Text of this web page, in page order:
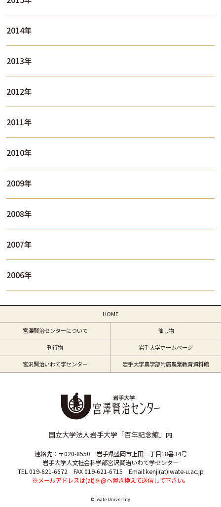
2014年
2013年
2012年
2011年
2010年
2009年
2008年
2007年
2006年
国立大学法人岩手大学「百年記念館」内
連絡先：〒020-8550 岩手県盛岡市上田三丁目18番34号
岩手大学人文社会科学部宮沢賢治いわて学センター
TEL 019-621-6672 FAX 019-621-6715 Email:kenji(at)iwate-u.ac.jp
※メールアドレスは(at)を@へ置き換えて送信して下さい。
HOME
宮澤賢治センターについて 催し物
刊行物 岩手大学ホームページ
宮沢賢治いわて学センター 岩手大学農学部附属農業教育資料館
© Iwate University